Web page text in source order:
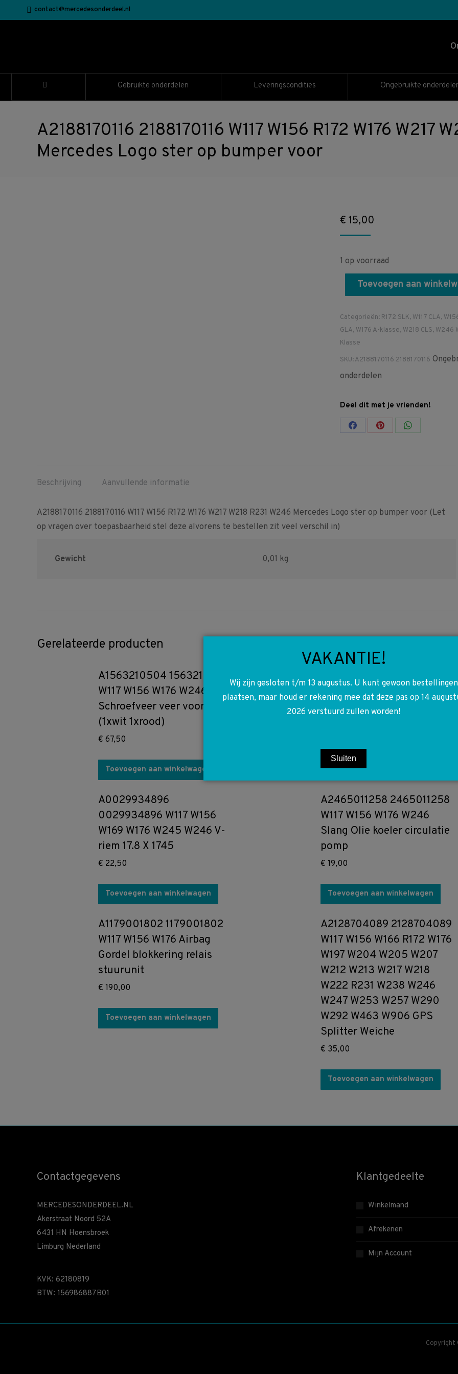
contact@mercedesonderdeel.nl
Gebruikte onderdelen Leveringscondities Ongebruikte
A2188170116 2188170116 W117 W156 R172 W176 W217
Mercedes Logo ster op bumper voor
€ 15,00
1 op voorraad
Toevoegen aan
Categorieën: R172 SLK, W117 CLA,
GLA, W176 A-klasse, W218 CLS, W246
Klasse
SKU:A2188170116 2188170116
onderdelen
Deel dit met je vrienden!
Share Share Share
Beschrijving
Aanvullende informatie
A2188170116 2188170116 W117 W156 R172 W176 W217 W218 R231 W246 Mercedes Logo ster op bumper voor (Let
op vragen over toepasbaarheid stel deze alvorens te bestellen zit veel verschil in)
Gewicht 0,01 kg
Gerelateerde producten
A1563210504 1563210504
W117 W156 W176 W246
Schroefveer veer voor
(1xwit 1xrood)
€ 67,50
Toevoegen aan winkelwagen
A0003572100
0003572100 W117 W156
W176 W246 As manchet
Toevoegen aan winkelwagen
A0029934896
0029934896 W117 W156
W169 W176 W245 W246 V-
riem 17.8 X 1745
€ 22,50
Toevoegen aan winkelwagen
A2465011258 2465011258
W117 W156 W176 W246
Slang Olie koeler circulatie
pomp
€ 19,00
Toevoegen aan winkelwagen
A1179001802 1179001802
W117 W156 W176 Airbag
Gordel blokkering relais
stuurunit
€ 190,00
Toevoegen aan winkelwagen
A2128704089 2128704089
W117 W156 W166 R172 W176
W197 W204 W205 W207
W212 W213 W217 W218
W222 R231 W238 W246
W247 W253 W257 W290
W292 W463 W906 GPS
Splitter Weiche
€ 35,00
Toevoegen aan winkelwagen
Contactgegevens
MERCEDESONDERDEEL.NL
Akerstraat Noord 52A
6431 HN Hoensbroek
Limburg Nederland
KVK: 62180819
BTW: 156986887B01
Klantgedeelte
Winkelmand
Afrekenen
Mijn Account
Copyright
VAKANTIE!
Wij zijn gesloten t/m 13 augustus. U kunt gewoon bestellingen
plaatsen, maar houd er rekening mee dat deze pas op 14
2026 verstuurd zullen worden!
Sluiten